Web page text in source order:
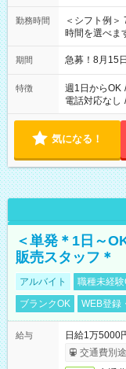
勤務時間
＜シフト例＞ 7:00～
時間を選べま
期間 急募！8月15
特徴 週1日からOK /
電話対応なし /
気になる！
＜単発＊1日～
販売スタッフ＊
アルバイト 職種未経験
ブランクOK
WEB登録
給与
日給1万5000
交通費別